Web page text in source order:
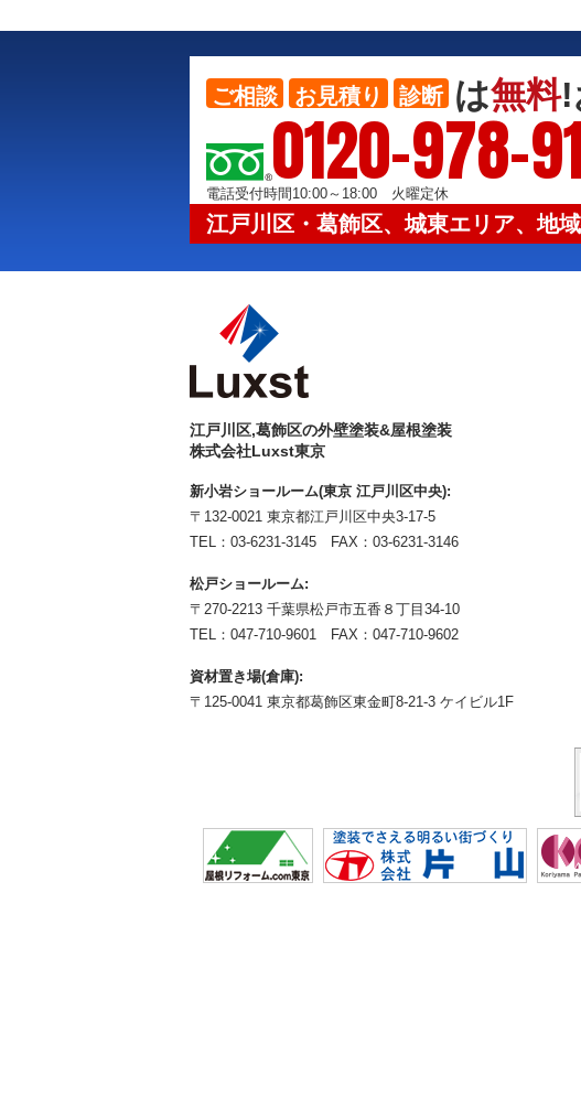
ご相談 お見積り 診断 は無料!
0120-978-
電話受付時間10:00～18:00 火曜定休
江戸川区・葛飾区、城東エリア、地
江戸川区,葛飾区の外壁塗装&屋根塗装
株式会社Luxst東京
新小岩ショールーム(東京 江戸川区中央):
〒132-0021 東京都江戸川区中央3-17-5
TEL： 03-6231-3145 FAX：03-6231-3146
松戸ショールーム:
〒270-2213 千葉県松戸市五香８丁目34-10
TEL： 047-710-9601 FAX：047-710-9602
資材置き場(倉庫):
〒125-0041 東京都葛飾区東金町8-21-3 ケイビル1F